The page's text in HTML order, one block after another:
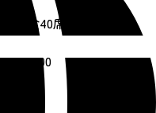
軽食40席
〜20:00